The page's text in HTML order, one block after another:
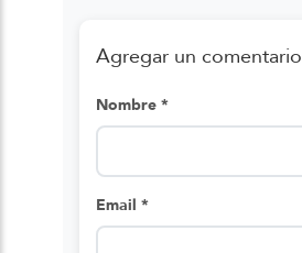
Agregar un comentario
Nombre *
Email *